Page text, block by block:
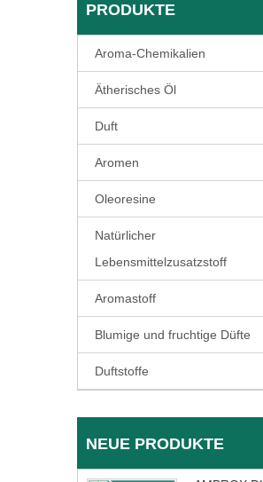
PRODUKTE
Aroma-Chemikalien
Ätherisches Öl
Duft
Aromen
Oleoresine
Natürlicher
Lebensmittelzusatzstoff
Aromastoff
Blumige und fruchtige Düfte
Duftstoffe
NEUE PRODUKTE